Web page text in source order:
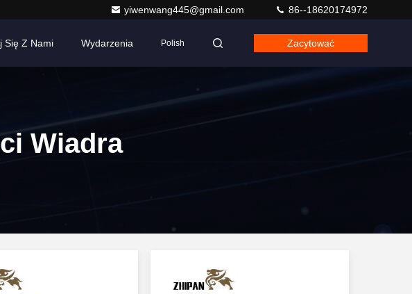
yiwenwang445@gmail.com 86--18620174972
Się Z Nami Wydarzenia Polish Zacytować
Wiadra